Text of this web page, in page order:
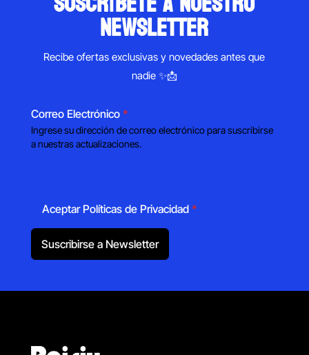
newsletter
Recibe ofertas exclusivas y novedades antes que
nadie ✨📩
Correo Electrónico *
Ingrese su dirección de correo electrónico para suscribirse
a nuestras actualizaciones.
Aceptar Políticas de Privacidad *
Suscribirse a Newsletter